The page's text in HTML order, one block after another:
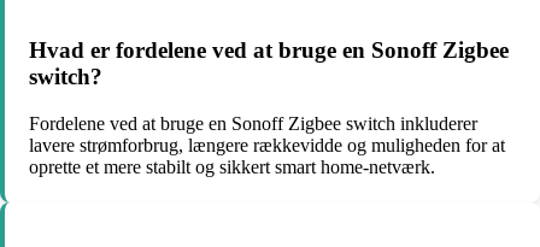
Hvad er fordelene ved at bruge en Sonoff Zigbee
switch?
Fordelene ved at bruge en Sonoff Zigbee switch inkluderer
lavere strømforbrug, længere rækkevidde og muligheden for at
oprette et mere stabilt og sikkert smart home-netværk.